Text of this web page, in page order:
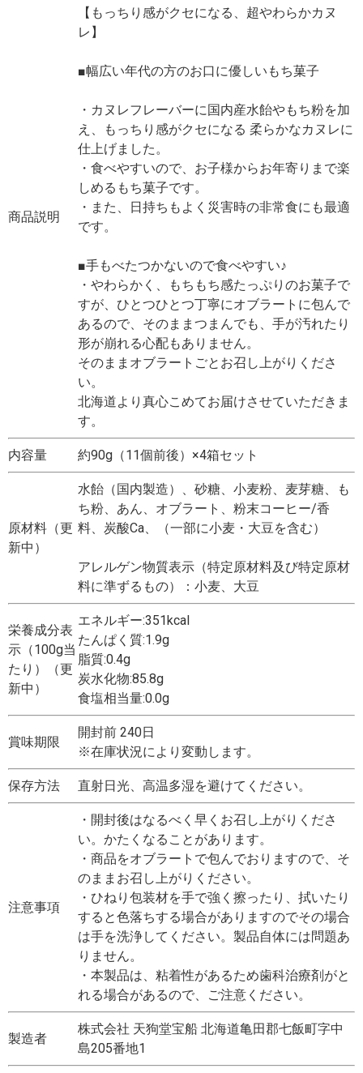
商品説明
【もっちり感がクセになる、超やわらかカヌ
レ】
■幅広い年代の方のお口に優しいもち菓子
・カヌレフレーバーに国内産水飴やもち粉を加
え、もっちり感がクセになる 柔らかなカヌレに
仕上げました。
・食べやすいので、お子様からお年寄りまで楽
しめるもち菓子です。
・また、日持ちもよく災害時の非常食にも最適
です。
■手もべたつかないので食べやすい♪
・やわらかく、もちもち感たっぷりのお菓子で
すが、ひとつひとつ丁寧にオブラートに包んで
あるので、そのままつまんでも、手が汚れたり
形が崩れる心配もありません。
そのままオブラートごとお召し上がりくださ
い。
北海道より真心こめてお届けさせていただきま
す。
内容量 約90g（11個前後）×4箱セット
原材料（更
新中）
水飴（国内製造）、砂糖、小麦粉、麦芽糖、も
ち粉、あん、オブラート、粉末コーヒー/香
料、炭酸Ca、（一部に小麦・大豆を含む）
アレルゲン物質表示（特定原材料及び特定原材
料に準ずるもの）：小麦、大豆
栄養成分表
示（100g当
たり）（更
新中）
エネルギー:351kcal
たんぱく質:1.9g
脂質:0.4g
炭水化物:85.8g
食塩相当量:0.0g
賞味期限
開封前 240日
※在庫状況により変動します。
保存方法 直射日光、高温多湿を避けてください。
注意事項
・開封後はなるべく早くお召し上がりくださ
い。かたくなることがあります。
・商品をオブラートで包んでおりますので、そ
のままお召し上がりください。
・ひねり包装材を手で強く擦ったり、拭いたり
すると色落ちする場合がありますのでその場合
は手を洗浄してください。製品自体には問題あ
りません。
・本製品は、粘着性があるため歯科治療剤がと
れる場合があるので、ご注意ください。
製造者
株式会社 天狗堂宝船 北海道亀田郡七飯町字中
島205番地1